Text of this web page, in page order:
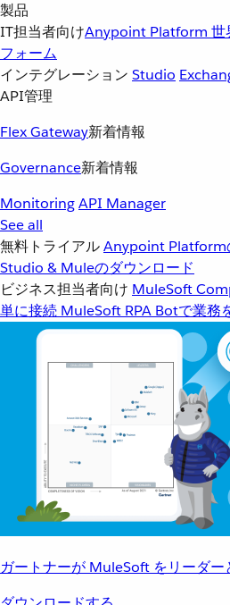
製品
IT担当者向けAnypoint Platform 世
フォーム
インテグレーション Studio
API管理
Flex Gateway新着情報
Governance新着情報
MonitoringAPI Manager
See all
無料トライアルAnypoint Platform
Studio & Muleのダウンロード
ビジネス担当者向け MuleSoft
単に接続 MuleSoft RPA Botで業務
ガートナーが MuleSoft をリーダー